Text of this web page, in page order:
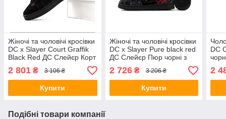
Жіночі та чоловічі кросівки
DC x Slayer Court Graffik
Black Red ДС Слейєр Корт
Граффік чорні з червоним
замша демісезон унісекс
2 801 ₴ 3 106 ₴
Купити
Жіночі та чоловічі кросівки
DC x Slayer Pure black red
ДС Слейєр Пюр чорні з
червоним текстиль
демісезон унісекс
2 726₴ 3 206 ₴
Купити
DC
2
Подібні товари компанії